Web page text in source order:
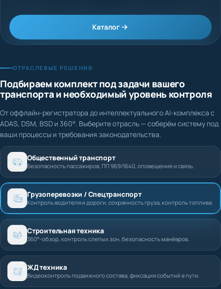
Каталог
ОТРАСЛЕВЫЕ РЕШЕНИЯ
Подбираем комплект под задачи вашего
транспорта и необходимый уровень контроля
От оффлайн-регистратора до интеллектуального AI-комплекса с
ADAS, DSM, BSD и 360°. Выберите отрасль — соберём систему под
ваши процессы и требования законодательства.
Общественный транспорт
Безопасность пассажиров, ПП 969/1640, оповещение и связь.
Грузоперевозки / Спецтранспорт
Контроль водителя и дороги, сохранность груза, контроль топлива.
Строительная техника
360°-обзор, контроль слепых зон, безопасность манёвров.
ЖД техника
Видеоконтроль подвижного состава, фиксация событий в пути.